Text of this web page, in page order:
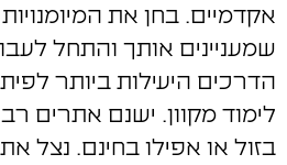
אקדמיים. בחן את
שמעניינים אותך והתחל
הדרכים היעילות ביותר
לימוד מקוון. ישנם אתרים
בזול או אפילו בחינם. נצל